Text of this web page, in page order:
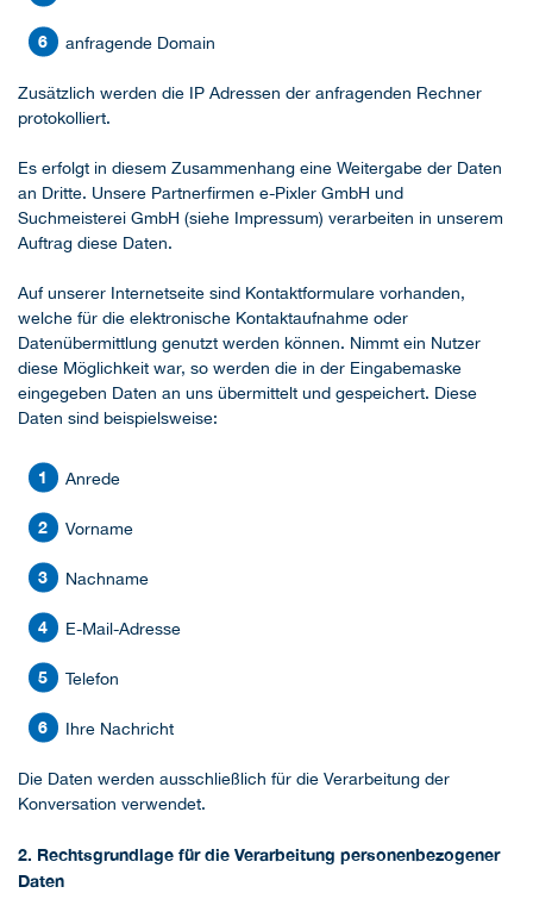
anfragende Domain
Zusätzlich werden die IP Adressen der anfragenden Rechner
protokolliert.
Es erfolgt in diesem Zusammenhang eine Weitergabe der Daten
an Dritte. Unsere Partnerfirmen e-Pixler GmbH und
Suchmeisterei GmbH (siehe Impressum) verarbeiten in unserem
Auftrag diese Daten.
Auf unserer Internetseite sind Kontaktformulare vorhanden,
welche für die elektronische Kontaktaufnahme oder
Datenübermittlung genutzt werden können. Nimmt ein Nutzer
diese Möglichkeit war, so werden die in der Eingabemaske
eingegeben Daten an uns übermittelt und gespeichert. Diese
Daten sind beispielsweise:
Anrede
Vorname
Nachname
E-Mail-Adresse
Telefon
Ihre Nachricht
Die Daten werden ausschließlich für die Verarbeitung der
Konversation verwendet.
2. Rechtsgrundlage für die Verarbeitung personenbezogener
Daten